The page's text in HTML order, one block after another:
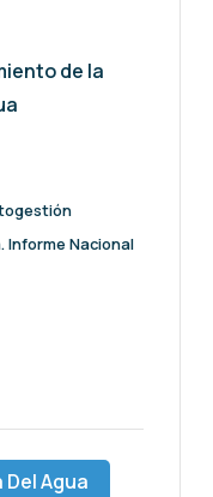
de la
Informe Nacional
Agua